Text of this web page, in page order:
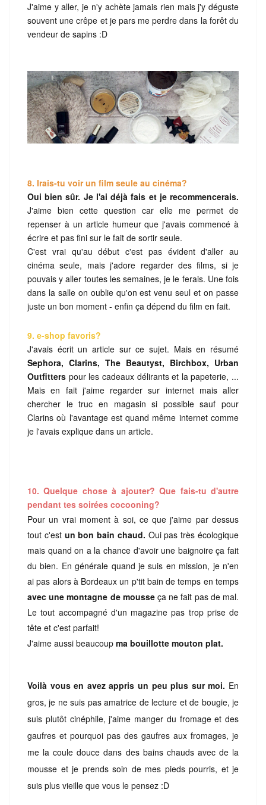
J'aime y aller, je n'y achète jamais rien mais j'y déguste
souvent une crêpe et je pars me perdre dans la forêt du
vendeur de sapins :D
8. Irais-tu voir un film seule au cinéma?
Oui bien sûr. Je l'ai déjà fais et je recommencerais.
J'aime bien cette question car elle me permet de
repenser à un article humeur que j'avais commencé à
écrire et pas fini sur le fait de sortir seule.
C'est vrai qu'au début c'est pas évident d'aller au
cinéma seule, mais j'adore regarder des films, si je
pouvais y aller toutes les semaines, je le ferais. Une fois
dans la salle on oublie qu'on est venu seul et on passe
juste un bon moment - enfin ça dépend du film en fait.
9. e-shop favoris?
J'avais écrit un article sur ce sujet. Mais en résumé
Sephora, Clarins, The Beautyst, Birchbox, Urban
Outfitters pour les cadeaux délirants et la papeterie, ...
Mais en fait j'aime regarder sur internet mais aller
chercher le truc en magasin si possible sauf pour
Clarins où l'avantage est quand même internet comme
je l'avais explique dans un article.
10. Quelque chose à ajouter? Que fais-tu d'autre
pendant tes soirées cocooning?
Pour un vrai moment à soi, ce que j'aime par dessus
tout c'est un bon bain chaud. Oui pas très écologique
mais quand on a la chance d'avoir une baignoire ça fait
du bien. En générale quand je suis en mission, je n'en
ai pas alors à Bordeaux un p'tit bain de temps en temps
avec une montagne de mousse ça ne fait pas de mal.
Le tout accompagné d'un magazine pas trop prise de
tête et c'est parfait!
J'aime aussi beaucoup ma bouillotte mouton plat.
Voilà vous en avez appris un peu plus sur moi. En
gros, je ne suis pas amatrice de lecture et de bougie, je
suis plutôt cinéphile, j'aime manger du fromage et des
gaufres et pourquoi pas des gaufres aux fromages, je
me la coule douce dans des bains chauds avec de la
mousse et je prends soin de mes pieds pourris, et je
suis plus vieille que vous le pensez :D